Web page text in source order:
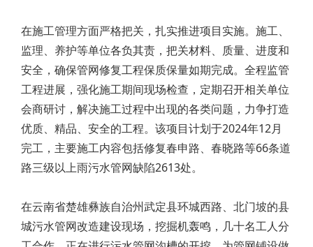
在施工管理方面严格把关，扎实推进项目实施。施工、
监理、养护等单位各负其责，把关材料、质量、进度和
安全，确保管网修复工程保质保量如期完成。全程监管
工程进展，强化施工期间现场检查，定期召开相关单位
会商研讨，解决施工过程中出现的各类问题，力争打造
优质、精品、安全的工程。该项目计划于2024年12月
完工，主要施工内容包括修复春申路、春晓路等66条道
路三级以上雨污水管网缺陷2613处。
在云南省楚雄彝族自治州武定县环城西路、北门坡的县
城污水管网改造建设现场，挖掘机轰鸣，几十名工人分